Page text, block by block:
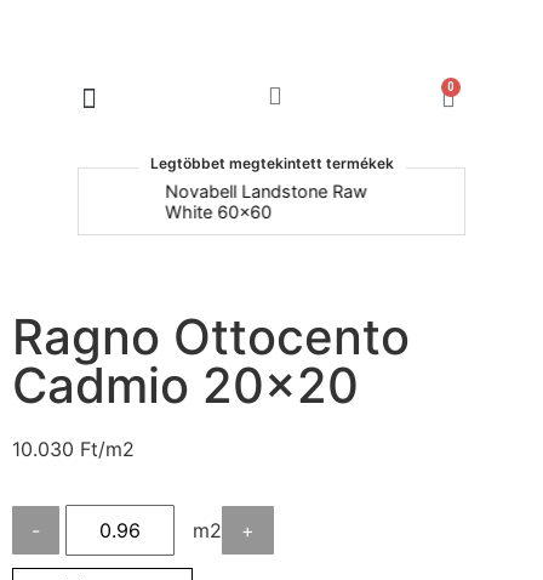
0
Legtöbbet megtekintett termékek
Novabell Landstone Raw
White 60x60
Ragno Ottocento
Cadmio 20×20
10.030 Ft/m2
- m2 +